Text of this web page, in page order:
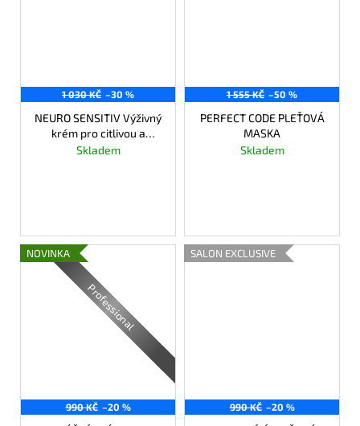
1 030 KČ –30 %
NEURO SENSITIV Výživný
krém pro citlivou a
atopickou pokožku
Skladem
1 555 KČ –50 %
PERFECT CODE PLEŤOVÁ
MASKA
Skladem
NOVINKA
Professional
990 KČ –20 %
SALON EXCLUSIVE
990 KČ –20 %